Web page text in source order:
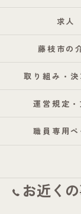
お近く
求人
藤枝市の
取り組み・
運営規定・
職員専用ペ